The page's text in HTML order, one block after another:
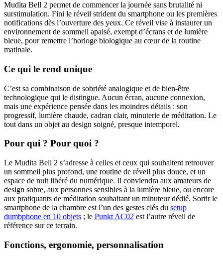
Mudita Bell 2 permet de commencer la journée sans brutalité ni
surstimulation. Fini le réveil strident du smartphone ou les premières
notifications dès l’ouverture des yeux. Ce réveil vise à instaurer un
environnement de sommeil apaisé, exempt d’écrans et de lumière
bleue, pour remettre l’horloge biologique au cœur de la routine
matinale.
Ce qui le rend unique
C’est sa combinaison de sobriété analogique et de bien-être
technologique qui le distingue. Aucun écran, aucune connexion,
mais une expérience pensée dans les moindres détails : son
progressif, lumière chaude, cadran clair, minuterie de méditation. Le
tout dans un objet au design soigné, presque intemporel.
Pour qui ? Pour quoi ?
Le Mudita Bell 2 s’adresse à celles et ceux qui souhaitent retrouver
un sommeil plus profond, une routine de réveil plus douce, et un
espace de nuit libéré du numérique. Il conviendra aux amateurs de
design sobre, aux personnes sensibles à la lumière bleue, ou encore
aux pratiquants de méditation souhaitant un minuteur dédié. Sortir le
smartphone de la chambre est l’un des gestes clés du setup
dumbphone en 10 objets ; le Punkt AC02 est l’autre réveil de
référence sur ce terrain.
Fonctions, ergonomie, personnalisation